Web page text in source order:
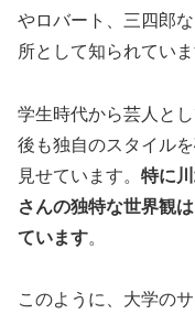
やロバート、三四郎
所として知られていま
学生時代から芸人と
後も独自のスタイル
見せています。 特に
さんの独特な世界観
ています。
このように、大学の